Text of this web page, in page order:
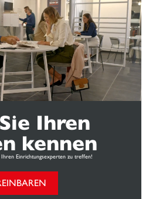
Ihren
kennen
Einrichtungsexperten zu treffen!